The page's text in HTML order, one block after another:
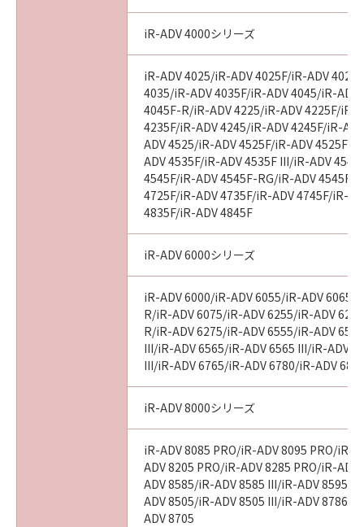
iR-ADV 4000シリーズ
iR-ADV 4025/iR-ADV 4025F/iR-ADV
4035/iR-ADV 4035F/iR-ADV 4045/iR-ADV
4045F-R/iR-ADV 4225/iR-ADV 4225F/iR-
4235F/iR-ADV 4245/iR-ADV 4245F/iR-
ADV 4525/iR-ADV 4525F/iR-ADV 4525F
ADV 4535F/iR-ADV 4535F III/iR-ADV
4545F/iR-ADV 4545F-RG/iR-ADV 4545F
4725F/iR-ADV 4735F/iR-ADV 4745F/iR-
4835F/iR-ADV 4845F
iR-ADV 6000シリーズ
iR-ADV 6000/iR-ADV 6055/iR-ADV 6065/
R/iR-ADV 6075/iR-ADV 6255/iR-ADV
R/iR-ADV 6275/iR-ADV 6555/iR-ADV
III/iR-ADV 6565/iR-ADV 6565 III/iR-ADV
III/iR-ADV 6765/iR-ADV 6780/iR-ADV
iR-ADV 8000シリーズ
iR-ADV 8085 PRO/iR-ADV 8095 PRO/iR-
ADV 8205 PRO/iR-ADV 8285 PRO/iR-
ADV 8585/iR-ADV 8585 III/iR-ADV 8595/
ADV 8505/iR-ADV 8505 III/iR-ADV 8786/
ADV 8705